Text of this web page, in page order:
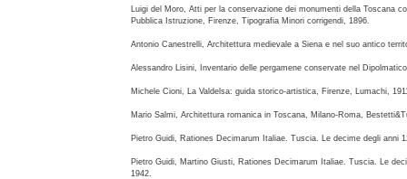
Luigi del Moro, Atti per la conservazione dei monumenti della Toscana
Pubblica Istruzione, Firenze, Tipografia Minori corrigendi, 1896.
Antonio Canestrelli, Architettura medievale a Siena e nel suo antico
Alessandro Lisini, Inventario delle pergamene conservate nel
Michele Cioni, La Valdelsa: guida storico-artistica, Firenze, Lumachi,
Mario Salmi, Architettura romanica in Toscana, Milano-Roma,
Pietro Guidi, Rationes Decimarum Italiae. Tuscia. Le decime degli anni
Pietro Guidi, Martino Giusti, Rationes Decimarum Italiae. Tuscia. Le
1942.